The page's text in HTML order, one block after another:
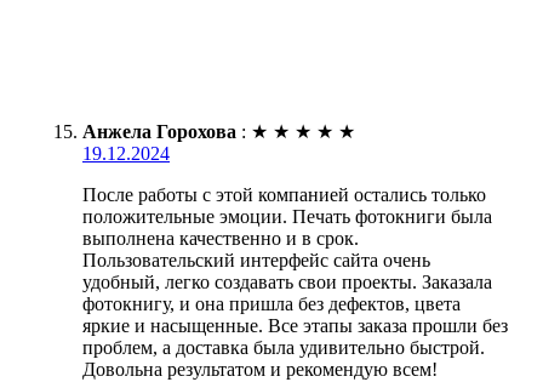
Анжела Горохова : ★ ★ ★ ★ ★
19.12.2024
После работы с этой компанией остались только
положительные эмоции. Печать фотокниги была
выполнена качественно и в срок.
Пользовательский интерфейс сайта очень
удобный, легко создавать свои проекты. Заказала
фотокнигу, и она пришла без дефектов, цвета
яркие и насыщенные. Все этапы заказа прошли без
проблем, а доставка была удивительно быстрой.
Довольна результатом и рекомендую всем!